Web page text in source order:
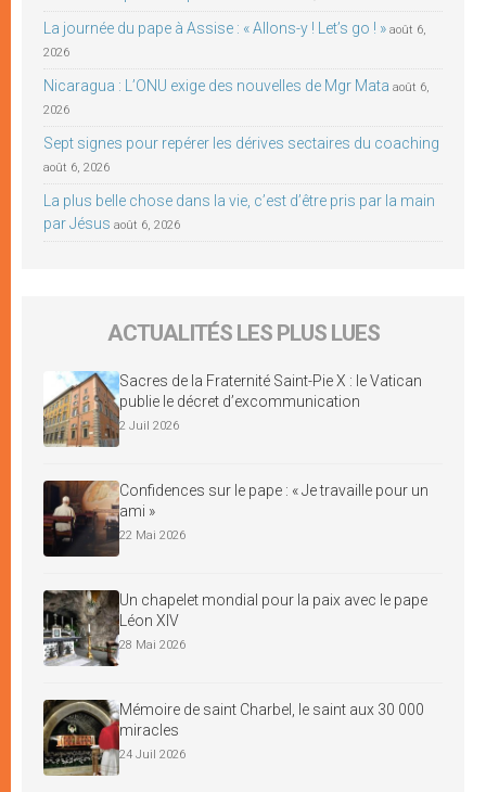
La journée du pape à Assise : « Allons-y ! Let’s go ! » août 6,
2026
Nicaragua : L’ONU exige des nouvelles de Mgr Mata août 6,
2026
Sept signes pour repérer les dérives sectaires du coaching
août 6, 2026
La plus belle chose dans la vie, c’est d’être pris par la main
par Jésus août 6, 2026
ACTUALITÉS LES PLUS LUES
Sacres de la Fraternité Saint-Pie X : le Vatican
publie le décret d’excommunication
2 Juil 2026
Confidences sur le pape : « Je travaille pour un
ami »
22 Mai 2026
Un chapelet mondial pour la paix avec le pape
Léon XIV
28 Mai 2026
Mémoire de saint Charbel, le saint aux 30 000
miracles
24 Juil 2026